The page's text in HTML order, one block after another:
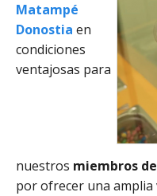
Matampé
Donostia en
condiciones
ventajosas para
nuestros miembros
por ofrecer una amplia